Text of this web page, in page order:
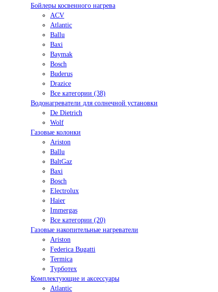
Бойлеры косвенного нагрева
ACV
Atlantic
Ballu
Baxi
Baymak
Bosch
Buderus
Drazice
Все категории (38)
Водонагреватели для солнечной установки
De Dietrich
Wolf
Газовые колонки
Ariston
Ballu
BaltGaz
Baxi
Bosсh
Electrolux
Haier
Immergas
Все категории (20)
Газовые накопительные нагреватели
Ariston
Federica Bugatti
Termica
Турботех
Комплектующие и аксессуары
Atlantic